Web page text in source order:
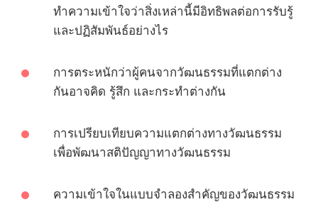
ทำความเข้าใจว่าสิ่งเหล่านี้มีอิทธิพลต่อการรับรู้
และปฏิสัมพันธ์อย่างไร
การตระหนักว่าผู้คนจากวัฒนธรรมที่แตกต่าง
กันอาจคิด รู้สึก และกระทำต่างกัน
การเปรียบเทียบความแตกต่างทางวัฒนธรรม
เพื่อพัฒนาสติปัญญาทางวัฒนธรรม
ความเข้าใจในแบบจำลองสำคัญของวัฒนธรรม